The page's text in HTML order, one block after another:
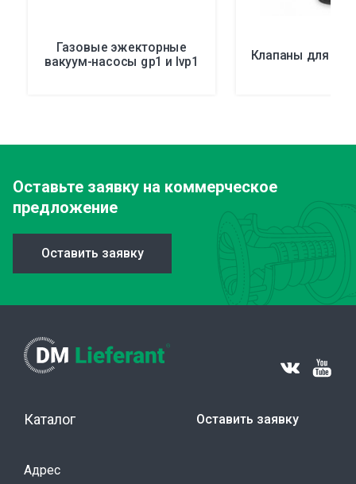
Газовые эжекторные
вакуум-насосы gp1 и lvp1 Клапаны для
Оставьте заявку на коммерческое
предложение
Оставить заявку
Каталог Оставить заявку
Адрес